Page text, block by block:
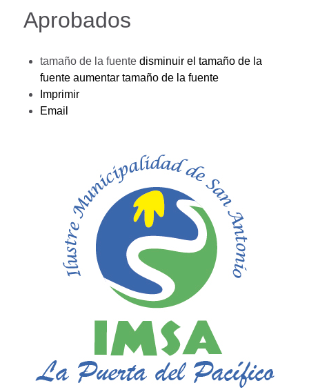
Aprobados
tamaño de la fuente disminuir el tamaño de la
fuente aumentar tamaño de la fuente
Imprimir
Email